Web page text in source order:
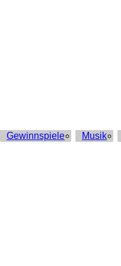
Gewinnspiele Musik